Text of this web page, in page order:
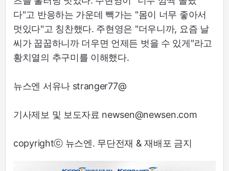
다"고 반응하는 가운데 빽가는 "몸이 너무 좋아서
멋있다"고 칭찬했다. 주현영은 "더우니까, 요즘 날
씨가 꿉꿉하니까 더우면 언제든 벗을 수 있게"라고
황치열의 추구미를 이해했다.
뉴스엔 서유나 stranger77@
기사제보 및 보도자료 newsen@newsen.com
copyrightⓒ 뉴스엔. 무단전재 & 재배포 금지